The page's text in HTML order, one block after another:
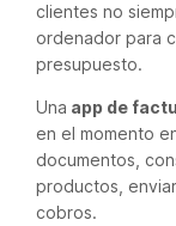
clientes no
ordenador para
presupuesto.
Una app de
en el momento
documentos,
productos,
cobros.